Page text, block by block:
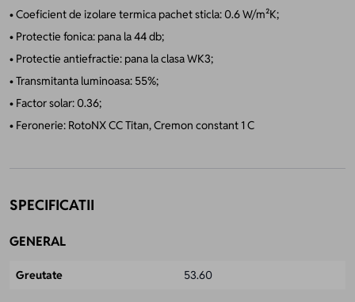
• Coeficient de izolare termica pachet sticla: 0.6 W/m²K;
• Protectie fonica: pana la 44 db;
• Protectie antiefractie: pana la clasa WK3;
• Transmitanta luminoasa: 55%;
• Factor solar: 0.36;
• Feronerie: RotoNX CC Titan, Cremon constant 1 C
SPECIFICATII
GENERAL
Greutate 53.60